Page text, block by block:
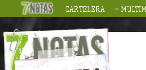
CARTELERA